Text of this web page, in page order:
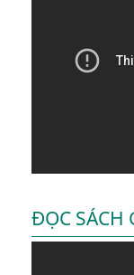
ĐỌC SÁCH